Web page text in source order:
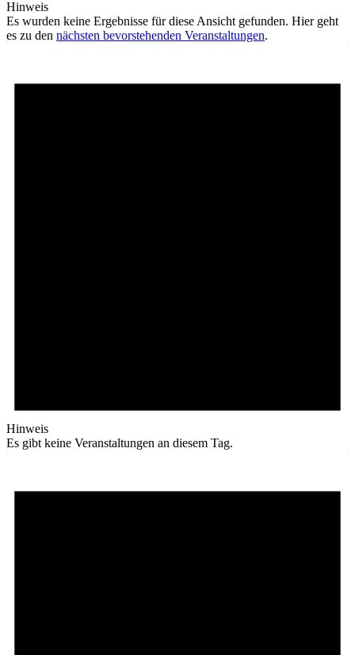
Hinweis
Es wurden keine Ergebnisse für diese Ansicht gefunden. Hier geht
es zu den nächsten bevorstehenden Veranstaltungen.
Hinweis
Es gibt keine Veranstaltungen an diesem Tag.